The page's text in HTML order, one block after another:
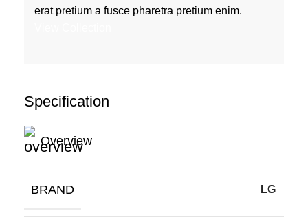
erat pretium a fusce pharetra pretium enim.
Specification
Overview
BRAND LG